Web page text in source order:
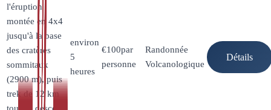
l'éruption :
montée en 4x4
jusqu'à la base
des cratères
sommitaux
(2900 m), puis
trek de 12 km
tout en descente
environ
5
heures
€100par
personne
Randonnée
Volcanologique
Détails